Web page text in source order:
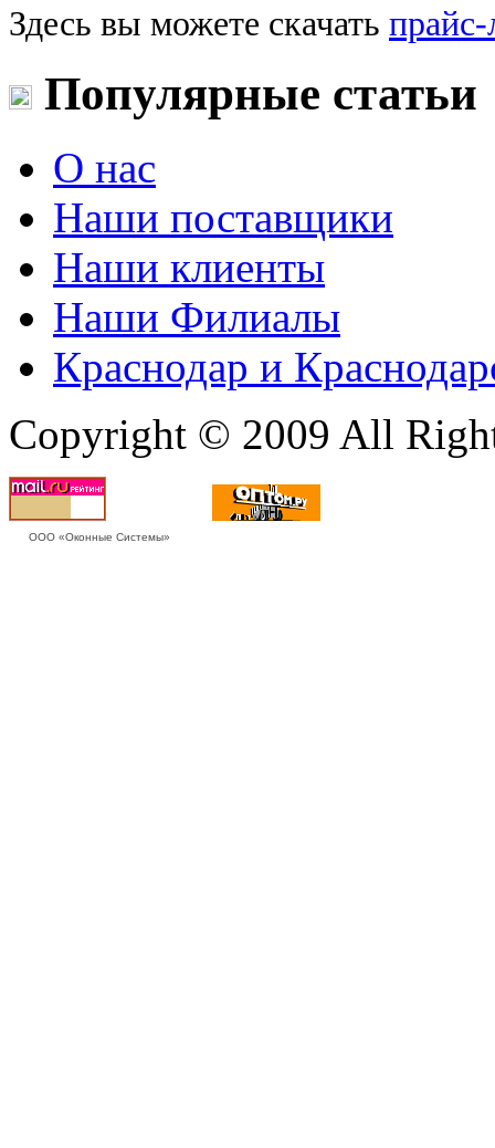
Здесь вы можете скачать
Популярные статьи
О нас
Наши поставщики
Наши клиенты
Наши Филиалы
Краснодар и
Copyright © 2009 All
ООО «Оконные Системы»